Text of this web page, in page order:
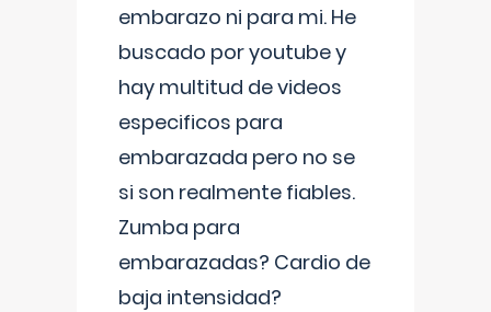
embarazo ni para mi. He
buscado por youtube y
hay multitud de videos
especificos para
embarazada pero no se
si son realmente fiables.
Zumba para
embarazadas? Cardio de
baja intensidad?